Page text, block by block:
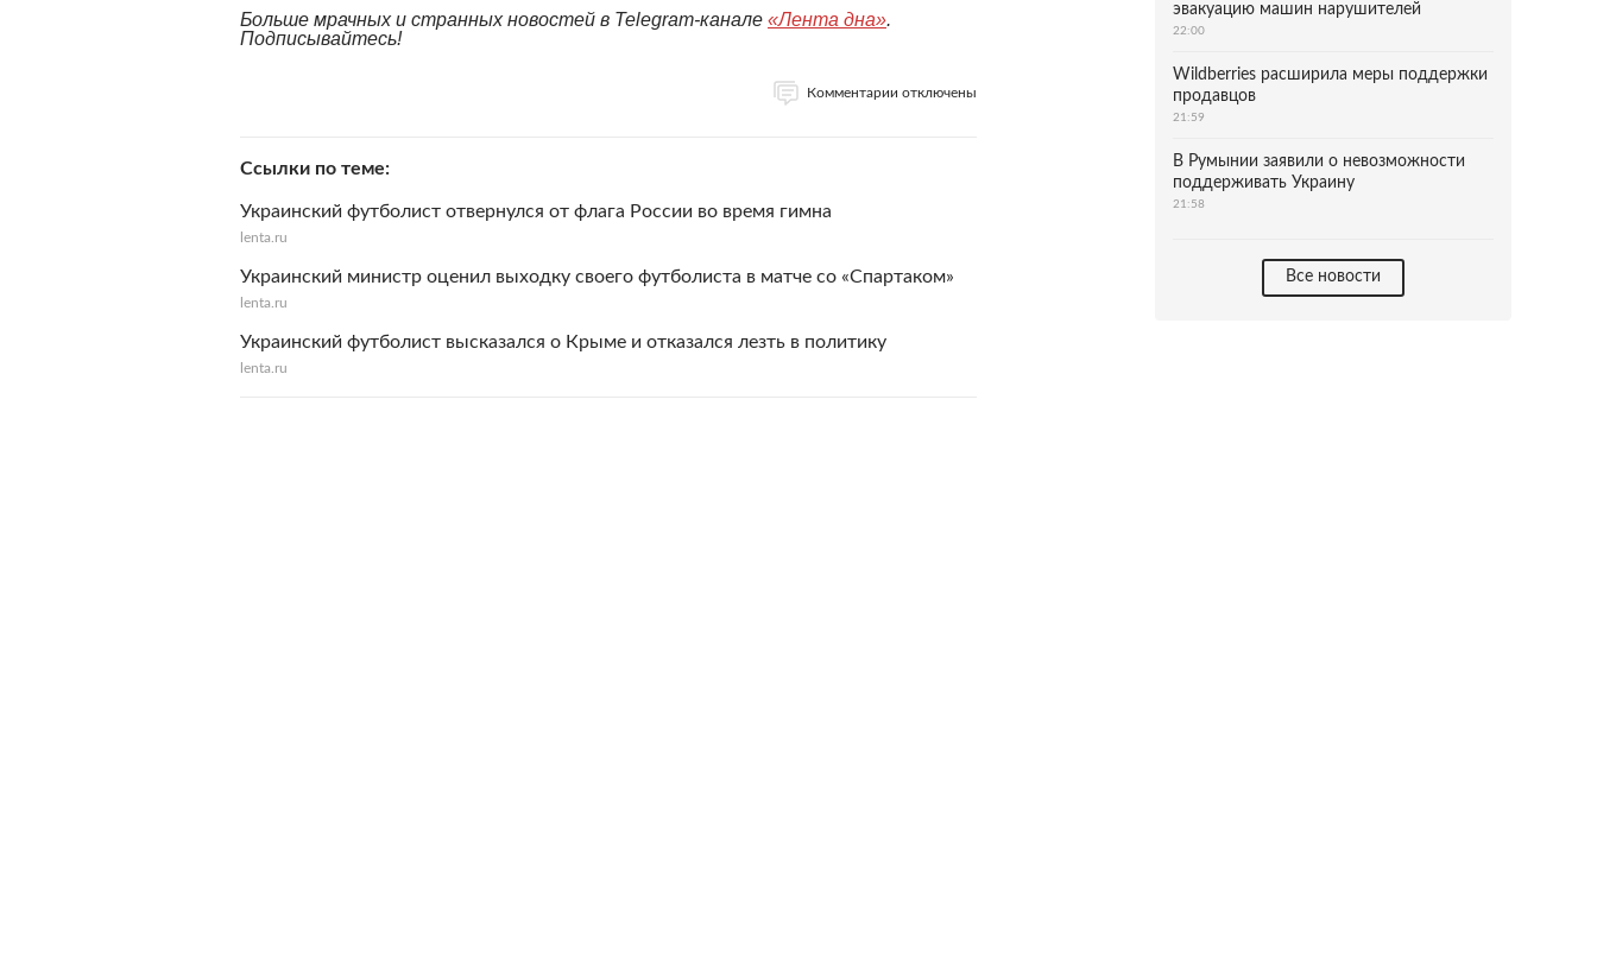
Больше мрачных и странных новостей в Telegram-канале «Лента дна».
Подписывайтесь!
Комментарии отключены
Ссылки по теме
Украинский футболист отвернулся от флага России во время гимна
lenta.ru
Украинский министр оценил выходку своего футболиста в матче со «Спартаком»
lenta.ru
Украинский футболист высказался о Крыме и отказался лезть в политику
lenta.ru
эвакуацию машин нарушителей
22:00
Wildberries расширила меры поддержки
продавцов
21:59
В Румынии заявили о невозможности
поддерживать Украину
21:58
Все новости